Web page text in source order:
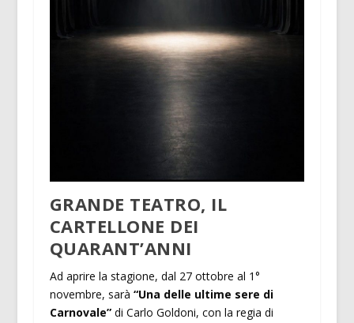
GRANDE TEATRO, IL
CARTELLONE DEI
QUARANT’ANNI
Ad aprire la stagione, dal 27 ottobre al 1°
novembre, sarà “Una delle ultime sere di
Carnovale”di Carlo Goldoni, con la regia di